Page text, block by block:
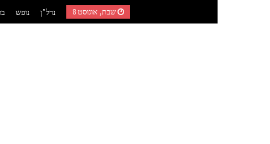
שבת, אוגוסט 8 נדל”ן נופש